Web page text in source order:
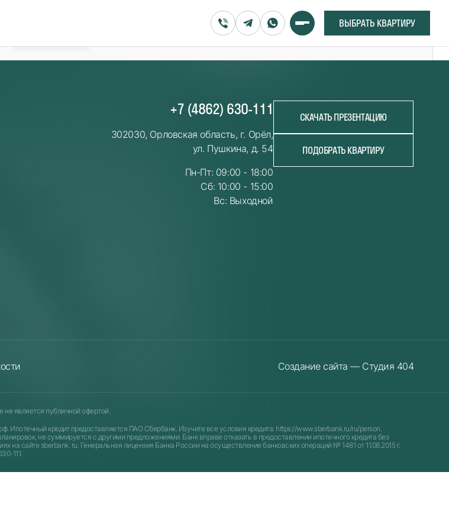
ВЫБРАТЬ КВАРТИРУ
+7 (4862) 630-111
302030, Орловская область, г. Орёл,
ул. Пушкина, д. 54
Пн-Пт: 09:00 - 18:00
Сб: 10:00 - 15:00
Вс: Выходной
СКАЧАТЬ ПРЕЗЕНТАЦИЮ
ПОДОБРАТЬ КВАРТИРУ
Создание сайта — Студия 404
является публичной офертой.
. Ипотечный кредит предоставляется ПАО Сбербанк. Изучите все условия кредита: https://www.sberbank.ru/ru/person.
не суммируется с другими предложениями. Банк вправе отказать в предоставлении ипотечного кредита без
сайте sberbank. ru. Генеральная лицензия Банка России на осуществление банковских операций № 1481 от 11.08.2015 г.
111.